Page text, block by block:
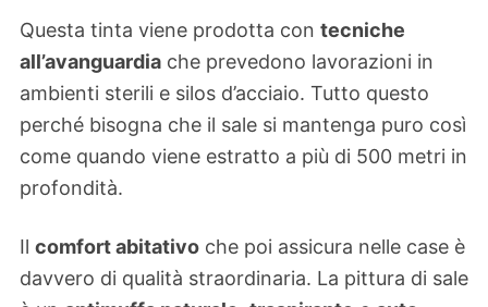
Questa tinta viene prodotta con tecniche
all’avanguardia che prevedono lavorazioni in
ambienti sterili e silos d’acciaio. Tutto questo
perché bisogna che il sale si mantenga puro così
come quando viene estratto a più di 500 metri in
profondità.
Il comfort abitativo che poi assicura nelle case è
davvero di qualità straordinaria. La pittura di sale